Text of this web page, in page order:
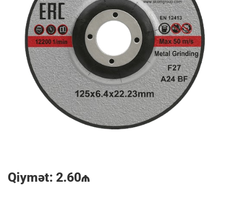
Qiymət: 2.60₼